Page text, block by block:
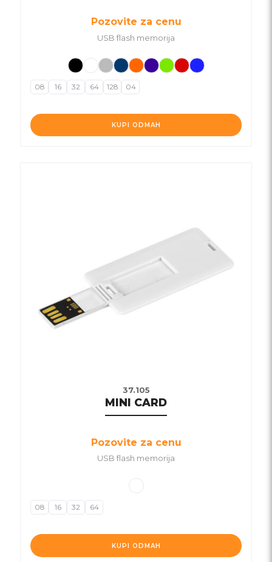
Pozovite za cenu
USB flash memorija
KUPI ODMAH
08 16 32 64 128 04
37.105
MINI CARD
Pozovite za cenu
USB flash memorija
KUPI ODMAH
08 16 32 64